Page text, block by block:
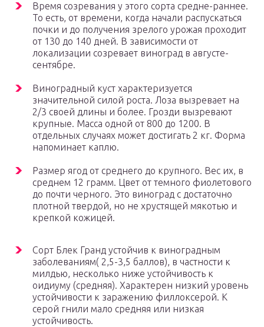
Время созревания у этого сорта средне-раннее.
То есть, от времени, когда начали распускаться
почки и до получения зрелого урожая проходит
от 130 до 140 дней. В зависимости от
локализации созревает виноград в августе-
сентябре.
Виноградный куст характеризуется
значительной силой роста. Лоза вызревает на
2/3 своей длины и более. Грозди вызревают
крупные. Масса одной от 800 до 1200. В
отдельных случаях может достигать 2 кг. Форма
напоминает каплю.
Размер ягод от среднего до крупного. Вес их, в
среднем 12 грамм. Цвет от темного фиолетового
до почти черного. Это виноград с достаточно
плотной твердой, но не хрустящей мякотью и
крепкой кожицей.
Сорт Блек Гранд устойчив к виноградным
заболеваниям( 2,5-3,5 баллов), в частности к
милдью, несколько ниже устойчивость к
оидиуму (средняя). Характерен низкий уровень
устойчивости к заражению филлоксерой. К
серой гнили мало средняя или низкая
устойчивость.